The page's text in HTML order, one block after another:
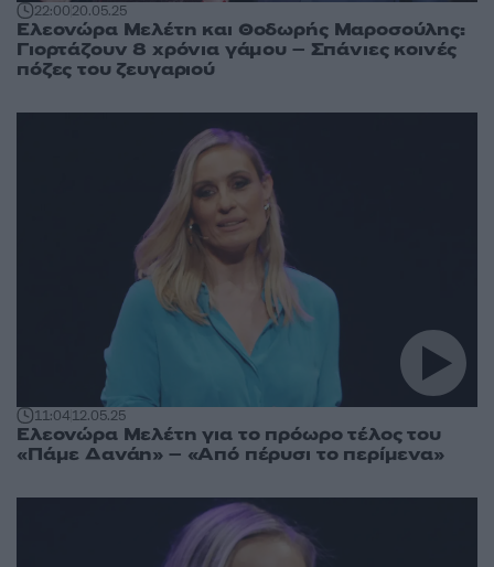
22:0020.05.25
Ελεονώρα Μελέτη και Θοδωρής Μαροσούλης:
Γιορτάζουν 8 χρόνια γάμου – Σπάνιες κοινές
πόζες του ζευγαριού
11:0412.05.25
Ελεονώρα Μελέτη για το πρόωρο τέλος του
«Πάμε Δανάη» – «Από πέρυσι το περίμενα»